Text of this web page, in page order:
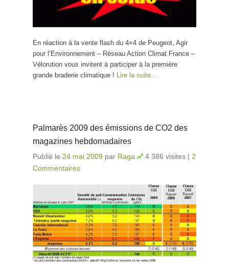
En réaction à la vente flash du 4×4 de Peugeot, Agir
pour l’Environnement – Réseau Action Climat France –
Vélorution vous invitent à participer à la première
grande braderie climatique !
Lire la suite…
Palmarès 2009 des émissions de CO2 des
magazines hebdomadaires
Publié le 24 mai 2009 par Raga 4 386 visites | 2
Commentaires